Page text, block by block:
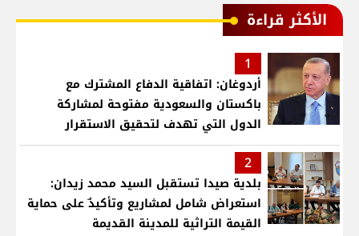
الأكثر قراءة
1
أردوغان: اتفاقية الدفاع المشترك مع
باكستان والسعودية مفتوحة لمشاركة
الدول التي تهدف لتحقيق الاستقرار
بمنطقتنا
2
بلدية صيدا تستقبل السيد محمد زيدان:
استعراض شامل لمشاريع وتأكيدٌ على حماية
القيمة التراثية للمدينة القديمة